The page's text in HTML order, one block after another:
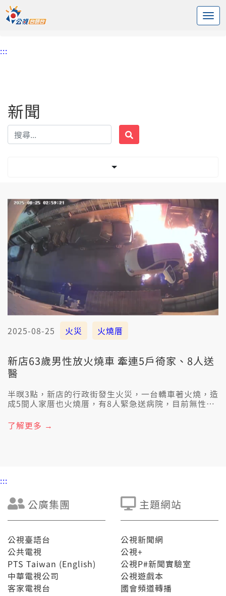
中央內容區塊
頭頁
:::
新聞
2025-08-25 火災 火燒厝
新店63歲男性放火燒車 牽連5戶徛家、8人送
醫
半暝3點，新店的行政街發生火災，一台轎車著火燒，造
成5間人家厝也火燒厝，有8人緊急送病院，目前無性命
好才會放火燒車，目前警方猶咧調查。
了解更多 →
:::
公廣集團
公視臺語台
公共電視
PTS Taiwan (English)
中華電視公司
客家電視台
主題網站
公視新聞網
公視+
公視P#新聞實驗室
公視遊戲本
國會頻道轉播